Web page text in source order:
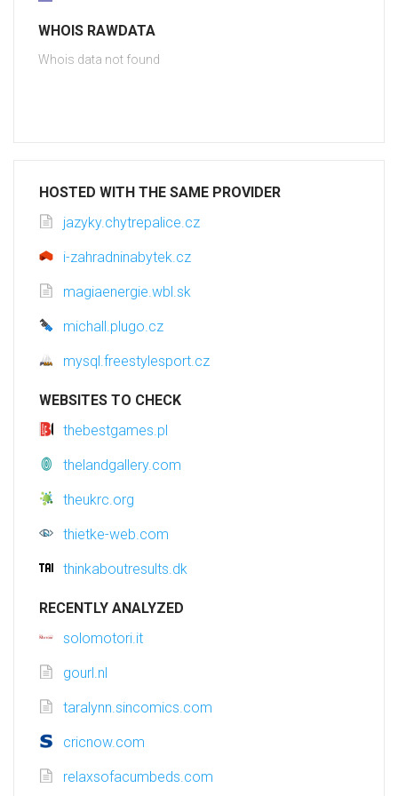
WHOIS RAWDATA
Whois data not found
HOSTED WITH THE SAME PROVIDER
jazyky.chytrepalice.cz
i-zahradninabytek.cz
magiaenergie.wbl.sk
michall.plugo.cz
mysql.freestylesport.cz
WEBSITES TO CHECK
thebestgames.pl
thelandgallery.com
theukrc.org
thietke-web.com
thinkaboutresults.dk
RECENTLY ANALYZED
solomotori.it
gourl.nl
taralynn.sincomics.com
cricnow.com
relaxsofacumbeds.com